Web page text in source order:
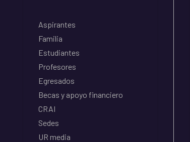
Aspirantes
Familia
Estudiantes
Profesores
Egresados
Becas y apoyo financiero
CRAI
Sedes
UR media